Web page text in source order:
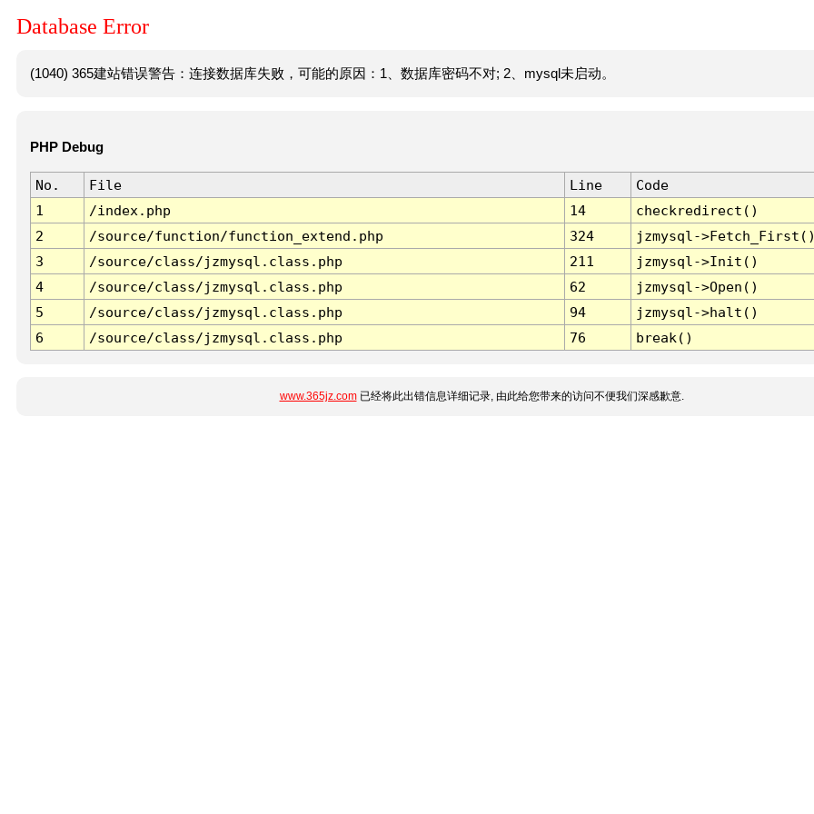
Database Error
(1040) 365建站错误警告：连接数据库失败，可能的原因：1、数据库密码不对; 2、mysql未启动。
PHP Debug
No. File Line
Code
1
/index.php 14
checkredirect()
2
/source/function/function_extend.php 324
jzmysql-
3
/source/class/jzmysql.class.php 211
jzmysql->Init()
4
/source/class/jzmysql.class.php 62
jzmysql->Open()
5
/source/class/jzmysql.class.php 94
jzmysql->halt()
6
/source/class/jzmysql.class.php 76 break()
www.365jz.com已经将此出错信息详细记录, 由此给您带来的访问不便我们深感歉意.